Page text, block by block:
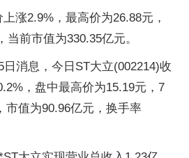
涨2.9%，最高价为26.88元，
前市值为330.35亿元。
日消息，今日ST大立(002214)收
，盘中最高价为15.19元，7
市值为90.96亿元，换手率